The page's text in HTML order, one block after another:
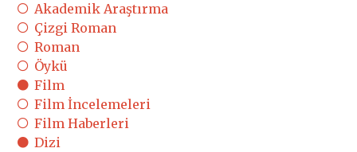
Akademik Araştırma
Çizgi Roman
Roman
Öykü
Film
Film İncelemeleri
Film Haberleri
Dizi